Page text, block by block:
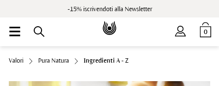
-15% iscrivendoti alla Newsletter
0
Valori Pura Natura Ingredienti A - Z